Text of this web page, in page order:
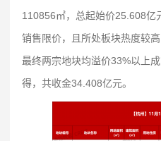
110856㎡，总起始价25.608亿
销售限价，且所处板块热度较
最终两宗地块均溢价33%以上
得，共收金34.408亿元。